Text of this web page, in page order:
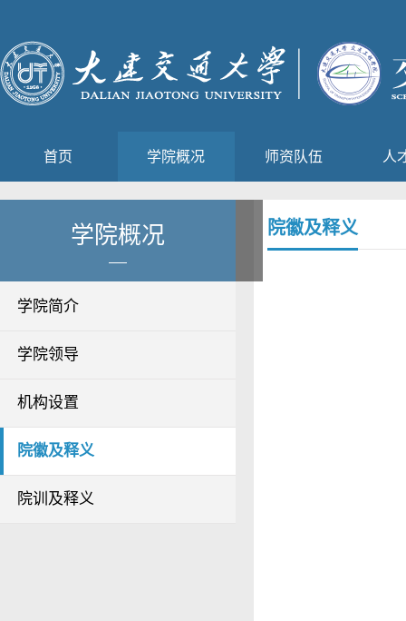
首页 学院概况 师资队伍 人
学院概况
学院简介
学院领导
机构设置
院徽及释义
院训及释义
院徽及释义